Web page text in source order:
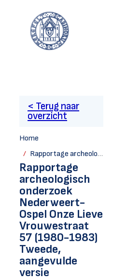
< Terug naar
overzicht
Home
Rapportage archeologisch onderzoek Nederweert-Ospel Onze Lieve Vrouwestraat 57 (1980-1983) Tweede, aangevulde versie
Rapportage
archeologisch
onderzoek
Nederweert-
Ospel Onze Lieve
Vrouwestraat
57 (1980-1983)
Tweede,
aangevulde
versie